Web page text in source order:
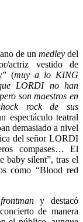
de un medleydel
actriz vestido de
(muy a lo KING
LORDI no han
son maestros en
rock de sus
espectáculo teatral
demasiado a nivel
del señor LORDI
compases… El
baby silent”, tras el
como “Blood red
frontmany destacó
de manera